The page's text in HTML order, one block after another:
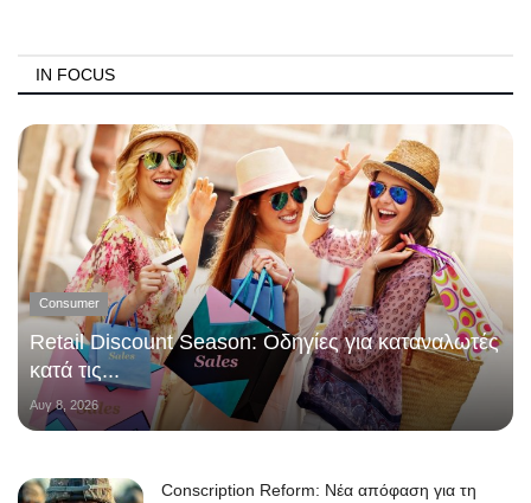
IN FOCUS
Consumer
Retail Discount Season: Οδηγίες για καταναλωτές
κατά τις...
Αυγ 8, 2026
Conscription Reform: Νέα απόφαση για τη